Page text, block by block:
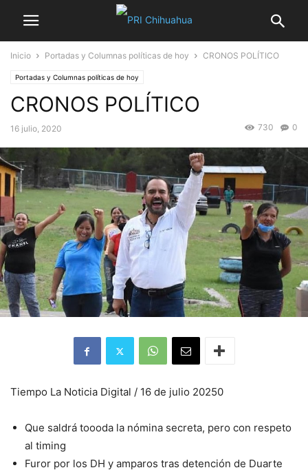
Inicio Portadas y Columnas políticas de hoy CRONOS POLÍTICO
Portadas y Columnas políticas de hoy
CRONOS POLÍTICO
16 julio, 2020 0
730
Tiempo La Noticia Digital / 16 de julio 20250
Que saldrá toooda la nómina secreta, pero con respeto
al timing
Furor por los DH y amparos tras detención de Duarte